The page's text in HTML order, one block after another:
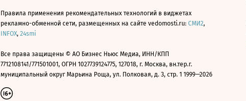
Правила применения рекомендательных технологий в виджетах
рекламно-обменной сети, размещенных на сайте vedomosti.ru: СМИ2,
INFOX, 24smi
Все права защищены © АО Бизнес Ньюс Медиа, ИНН/КПП
7712108141/771501001, ОГРН 1027739124775, 127018, г. Москва, вн.тер.г.
муниципальный округ Марьина Роща, ул. Полковая, д. 3, стр. 1 1999—2026